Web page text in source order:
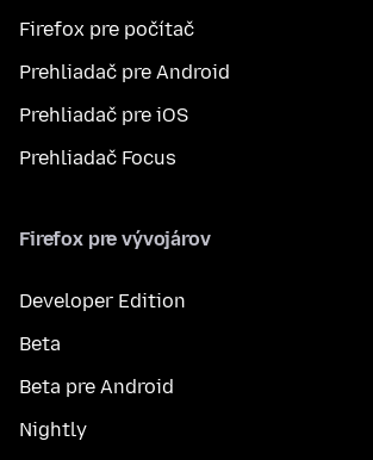
Firefox pre počítač
Prehliadač pre Android
Prehliadač pre iOS
Prehliadač Focus
Firefox pre vývojárov
Developer Edition
Beta
Beta pre Android
Nightly